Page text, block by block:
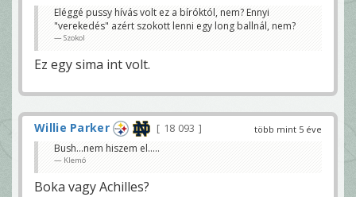
Eléggé pussy hívás volt ez a bíróktól, nem? Ennyi
"verekedés" azért szokott lenni egy long ballnál, nem?
Szokol
Ez egy sima int volt.
több mint 5 éve
Willie Parker
18 093
Bush...nem hiszem el.....
Klemó
Boka vagy Achilles?